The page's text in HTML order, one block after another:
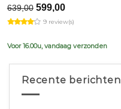
639,00 Original
price
was:
599,00Current
is:
9 review(s)
Voor 16.00u, vandaag verzonden
Recente berichten